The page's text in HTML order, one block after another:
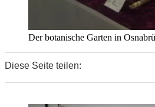
Der botanische Garten in
Diese Seite teilen: